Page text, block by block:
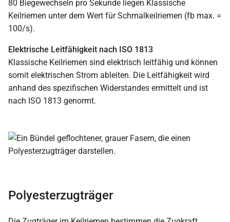
80 Biegewechseln pro Sekunde liegen Klassische
Keilriemen unter dem Wert für Schmalkeilriemen (fb max. =
100/s).
Elektrische Leitfähigkeit nach ISO 1813
Klassische Keilriemen sind elektrisch leitfähig und können
somit elektrischen Strom ableiten. Die Leitfähigkeit wird
anhand des spezifischen Widerstandes ermittelt und ist
nach ISO 1813 genormt.
Polyesterzugträger